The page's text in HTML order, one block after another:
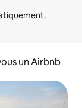
un Airbnb